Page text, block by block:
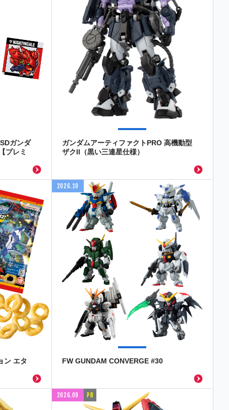
ガンダ
プレミ
ガンダムアーティファクトPRO 高機動型
ザクII（黒い三連星仕様）
ン エタ
2026.10
FW GUNDAM CONVERGE #30
2026.09 PB